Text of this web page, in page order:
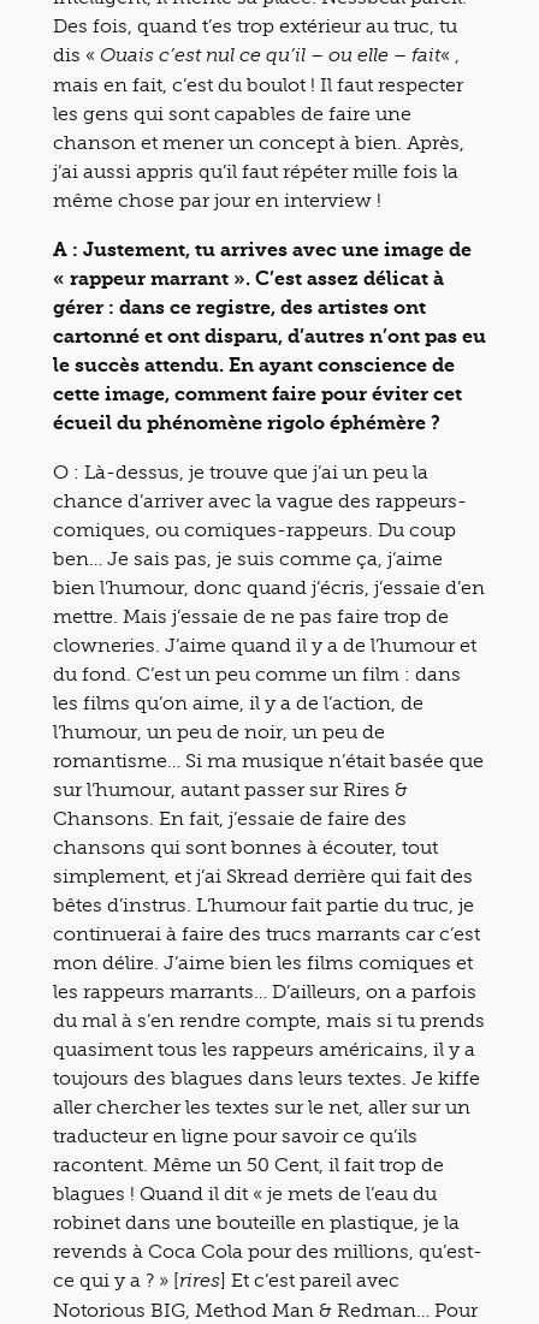
Des fois, quand t’es trop extérieur au truc, tu
dis « Ouais c’est nul ce qu’il – ou elle – fait« ,
mais en fait, c’est du boulot ! Il faut respecter
les gens qui sont capables de faire une
chanson et mener un concept à bien. Après,
j’ai aussi appris qu’il faut répéter mille fois la
même chose par jour en interview !
A : Justement, tu arrives avec une image de
« rappeur marrant ». C’est assez délicat à
gérer : dans ce registre, des artistes ont
cartonné et ont disparu, d’autres n’ont pas eu
le succès attendu. En ayant conscience de
cette image, comment faire pour éviter cet
écueil du phénomène rigolo éphémère ?
O : Là-dessus, je trouve que j’ai un peu la
chance d’arriver avec la vague des rappeurs-
comiques, ou comiques-rappeurs. Du coup
ben… Je sais pas, je suis comme ça, j’aime
bien l’humour, donc quand j’écris, j’essaie d’en
mettre. Mais j’essaie de ne pas faire trop de
clowneries. J’aime quand il y a de l’humour et
du fond. C’est un peu comme un film : dans
les films qu’on aime, il y a de l’action, de
l’humour, un peu de noir, un peu de
romantisme… Si ma musique n’était basée que
sur l’humour, autant passer sur Rires &
Chansons. En fait, j’essaie de faire des
chansons qui sont bonnes à écouter, tout
simplement, et j’ai Skread derrière qui fait des
bêtes d’instrus. L’humour fait partie du truc, je
continuerai à faire des trucs marrants car c’est
mon délire. J’aime bien les films comiques et
les rappeurs marrants… D’ailleurs, on a parfois
du mal à s’en rendre compte, mais si tu prends
quasiment tous les rappeurs américains, il y a
toujours des blagues dans leurs textes. Je kiffe
aller chercher les textes sur le net, aller sur un
traducteur en ligne pour savoir ce qu’ils
racontent. Même un 50 Cent, il fait trop de
blagues ! Quand il dit « je mets de l’eau du
robinet dans une bouteille en plastique, je la
revends à Coca Cola pour des millions, qu’est-
ce qui y a ? » [rires] Et c’est pareil avec
Notorious BIG, Method Man & Redman… Pour